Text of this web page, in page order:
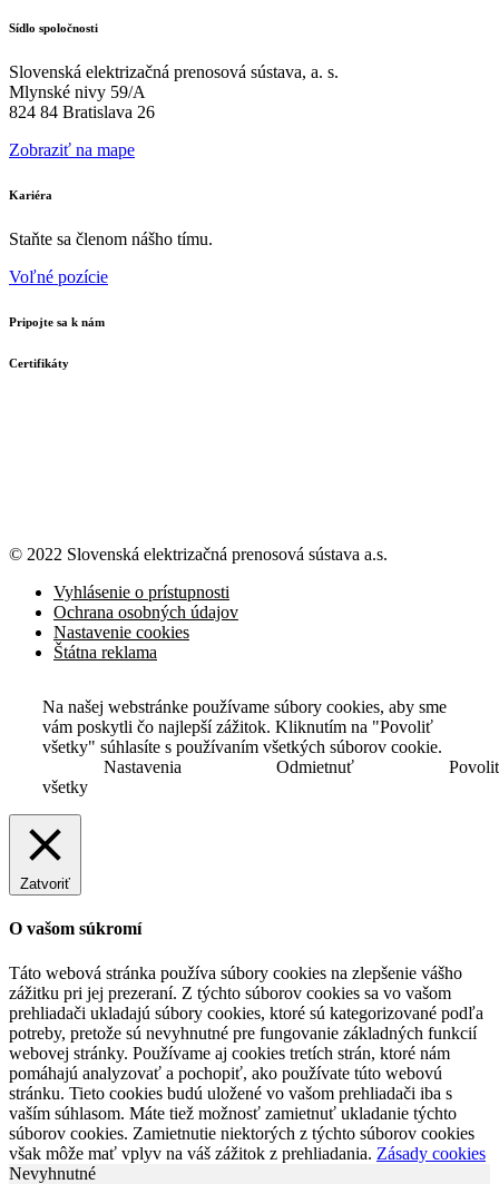
Sídlo spoločnosti
Slovenská elektrizačná prenosová sústava, a. s.
Mlynské nivy 59/A
824 84 Bratislava 26
Zobraziť na mape
Kariéra
Staňte sa členom nášho tímu.
Voľné pozície
Pripojte sa k nám
Certifikáty
© 2022 Slovenská elektrizačná prenosová sústava a.s.
Vyhlásenie o prístupnosti
Ochrana osobných údajov
Nastavenie cookies
Štátna reklama
Na našej webstránke používame súbory cookies, aby sme
vám poskytli čo najlepší zážitok. Kliknutím na "Povoliť
všetky" súhlasíte s používaním všetkých súborov cookie.
Nastavenia
Odmietnuť
všetky
Zatvoriť
O vašom súkromí
Táto webová stránka používa súbory cookies na zlepšenie vášho
zážitku pri jej prezeraní. Z týchto súborov cookies sa vo vašom
prehliadači ukladajú súbory cookies, ktoré sú kategorizované podľa
potreby, pretože sú nevyhnutné pre fungovanie základných funkcií
webovej stránky. Používame aj cookies tretích strán, ktoré nám
pomáhajú analyzovať a pochopiť, ako používate túto webovú
stránku. Tieto cookies budú uložené vo vašom prehliadači iba s
vaším súhlasom. Máte tiež možnosť zamietnuť ukladanie týchto
súborov cookies. Zamietnutie niektorých z týchto súborov cookies
však môže mať vplyv na váš zážitok z prehliadania. Zásady cookies
Nevyhnutné